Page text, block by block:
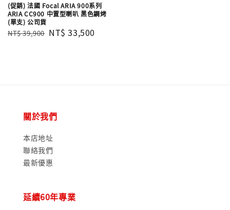
(促銷) 法國 Focal ARIA 900系列
ARIA CC900 中置型喇叭 黑色鋼烤
(單支) 公司貨
Regular
NT$ 39,900 Sale
NT$ 33,500
關於我們
本店地址
聯絡我們
最新優惠
延續60年專業